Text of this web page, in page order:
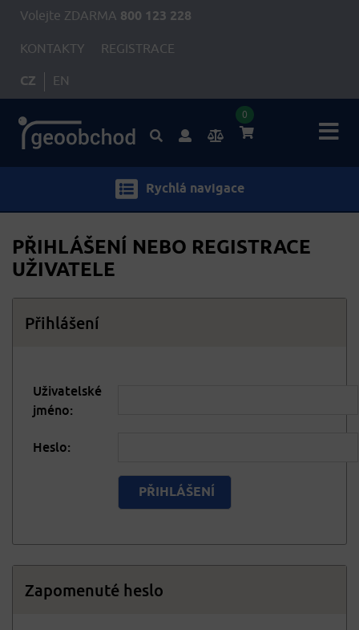
Volejte ZDARMA 800 123 228
KONTAKTY REGISTRACE
CZ EN
0
Rychlá navigace
PŘIHLÁŠENÍ NEBO REGISTRACE
UŽIVATELE
Přihlášení
Uživatelské
jméno:
Heslo:
Zapomenuté heslo